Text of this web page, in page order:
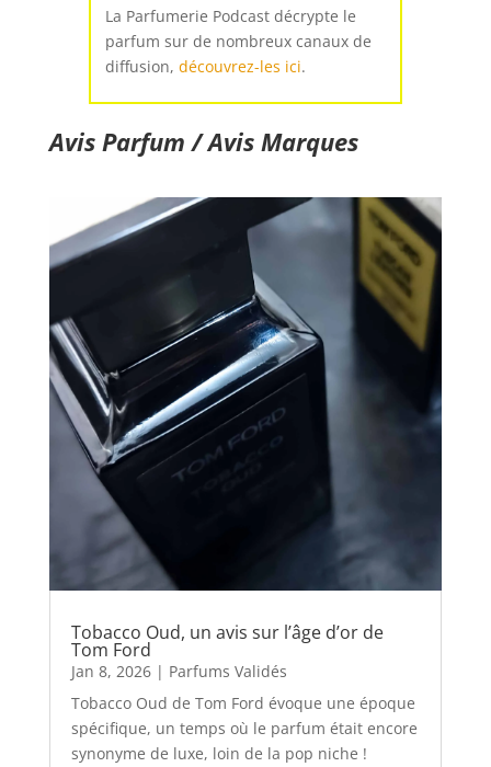
La Parfumerie Podcast décrypte le
parfum sur de nombreux canaux de
diffusion, découvrez-les ici.
Avis Parfum / Avis Marques
Tobacco Oud, un avis sur l’âge d’or de
Tom Ford
Jan 8, 2026| Parfums Validés
Tobacco Oud de Tom Ford évoque une époque
spécifique, un temps où le parfum était encore
synonyme de luxe, loin de la pop niche !